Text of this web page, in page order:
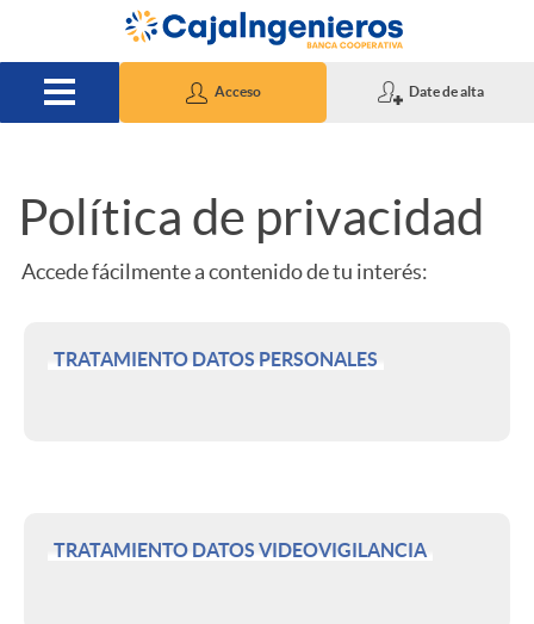
Saltar al contenido principal
Acceso Date de alta
P
r
Política de privacidad
Accede fácilmente a contenido de tu interés:
TRATAMIENTO DATOS PERSONALES
TRATAMIENTO DATOS VIDEOVIGILANCIA